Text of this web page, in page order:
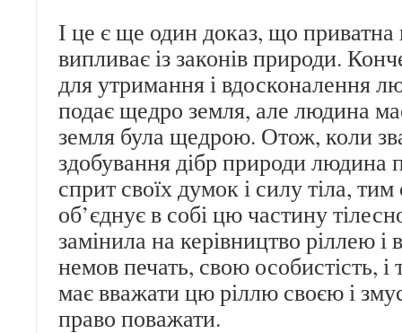
І це є ще один доказ, що приватна
випливає із законів природи.
для утримання і вдосконалення
подає щедро земля, але людина
земля була щедрою. Отож, коли
здобування дібр природи людина
сприт своїх думок і силу тіла,
об’єднує в собі цю частину
замінила на керівництво ріллею і
немов печать, свою особистість,
має вважати цю ріллю своєю і
право поважати.